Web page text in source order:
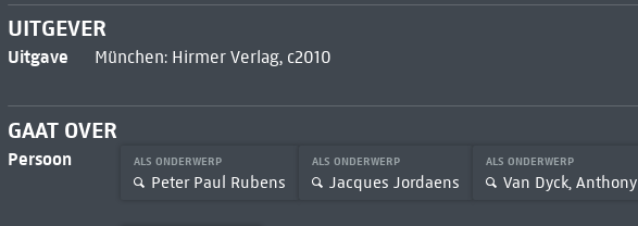
UITGEVER
Uitgave München: Hirmer Verlag, c2010
GAAT OVER
Persoon ALS ONDERWERP
Peter Paul Rubens
ALS ONDERWERP
Jacques Jordaens
ALS ONDERWERP
Van Dyck, Anthony